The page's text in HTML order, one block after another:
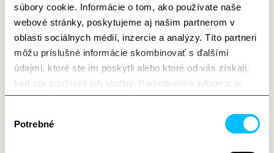
súbory cookie. Informácie o tom, ako používate naše
webové stránky, poskytujeme aj našim partnerom v
oblasti sociálnych médií, inzercie a analýzy. Títo partneri
môžu príslušné informácie skombinovať s ďalšími
údajmi, ktoré ste im poskytli alebo ktoré od vás získali,
keď ste používali ich služby. Podrobnejšie informácie
nájdete na stránkePodmienky a informácie o
súhlasu
Potrebné
Kvetnica rastie. Tretia etapa
prináša unikátne bývanie
Prečítať viac